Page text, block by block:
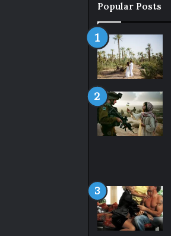
Popular Posts